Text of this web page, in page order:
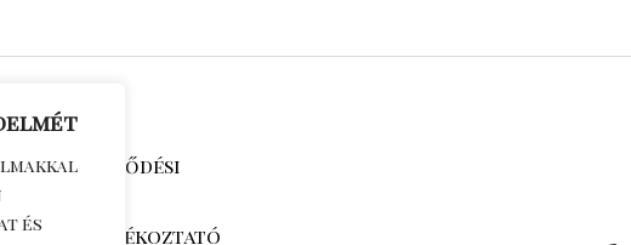
és
Szerződési
tájékoztató